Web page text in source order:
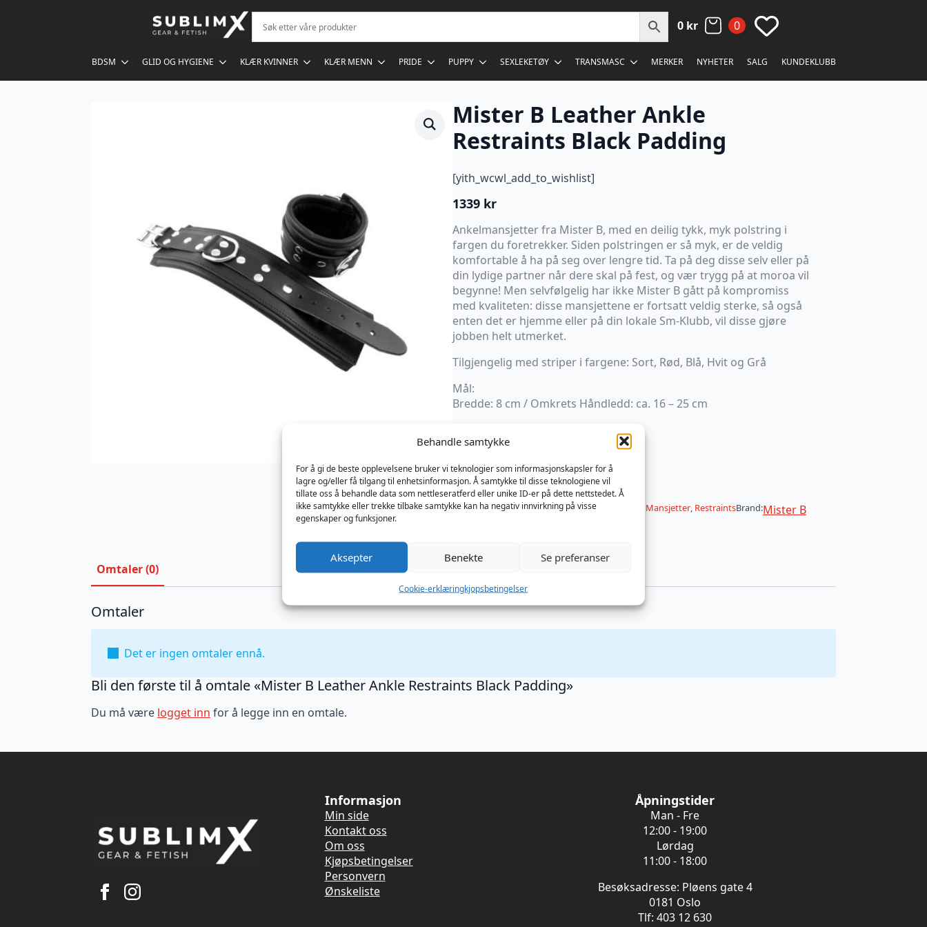
Behandle samtykke
For å gi de beste opplevelsene bruker vi teknologier som informasjonskapsler for å
lagre og/eller få tilgang til enhetsinformasjon. Å samtykke til disse teknologiene vil
tillate oss å behandle data som nettleseratferd eller unike ID-er på dette nettstedet. Å
ikke samtykke eller trekke tilbake samtykke kan ha negativ innvirkning på visse
egenskaper og funksjoner.
Aksepter Benekte Se preferanser
Cookie-erklæringkjopsbetingelser
0 kr 0
BDSM GLID OG HYGIENE KLÆR KVINNER KLÆR MENN PRIDE PUPPY SEXLEKETØY TRANSMASC MERKER NYHETER SALG KUNDEKLUBB
Mister B Leather Ankle
Restraints Black Padding
[yith_wcwl_add_to_wishlist]
1339 kr
Ankelmansjetter fra Mister B, med en deilig tykk, myk polstring i
fargen du foretrekker. Siden polstringen er så myk, er de veldig
komfortable å ha på seg over lengre tid. Ta på deg disse selv eller på
din lydige partner når dere skal på fest, og vær trygg på at moroa vil
begynne! Men selvfølgelig har ikke Mister B gått på kompromiss
med kvaliteten: disse mansjettene er fortsatt veldig sterke, så også
enten det er hjemme eller på din lokale Sm-Klubb, vil disse gjøre
jobben helt utmerket.
Tilgjengelig med striper i fargene: Sort, Rød, Blå, Hvit og Grå
Mål:
Bredde: 8 cm / Omkrets Håndledd: ca. 16 – 25 cm
Kun 1 på lager
Legg I Handlekurv
Produktnummer:MB610480Kategorier: Mansjetter, RestraintsBrand:Mister B
Omtaler (0)
Omtaler
Det er ingen omtaler ennå.
Bli den første til å omtale «Mister B Leather Ankle Restraints Black Padding»
Du må være logget inn for å legge inn en omtale.
Informasjon
Min side
Kontakt oss
Om oss
Kjøpsbetingelser
Personvern
Ønskeliste
Åpningstider
Man - Fre
12:00 - 19:00
Lørdag
11:00 - 18:00
Besøksadresse: Pløens gate 4
0181 Oslo
Tlf: 403 12 630